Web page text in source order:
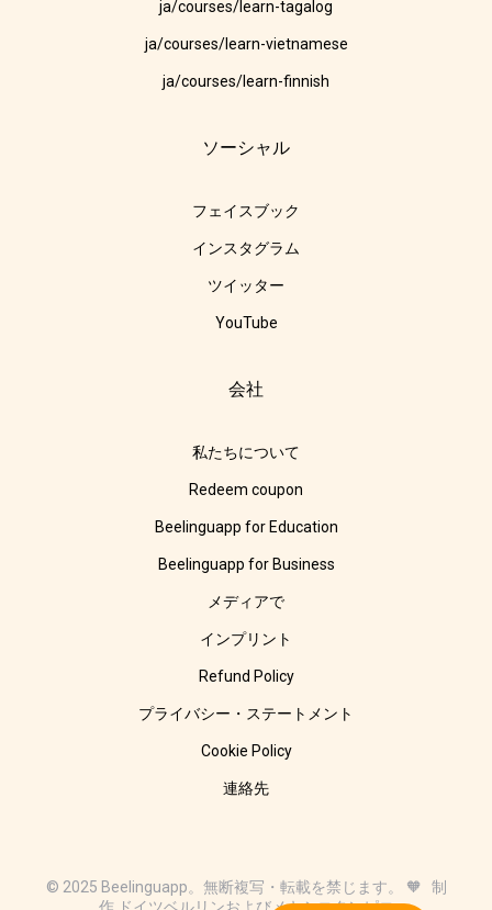
ja/courses/learn-tagalog
ja/courses/learn-vietnamese
ja/courses/learn-finnish
ソーシャル
フェイスブック
インスタグラム
ツイッター
YouTube
会社
私たちについて
Redeem coupon
Beelinguapp for Education
Beelinguapp for Business
メディアで
インプリント
Refund Policy
プライバシー・ステートメント
Cookie Policy
連絡先
© 2025 Beelinguapp。無断複写・転載を禁じます。 🧡 制